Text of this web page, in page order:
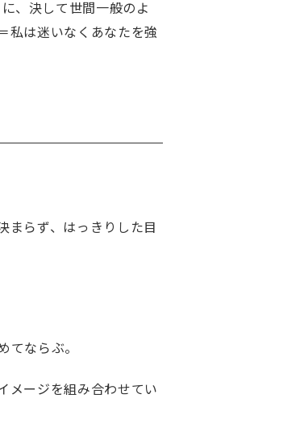
、決して世間一般のよ
私は迷いなくあなたを強
まらず、はっきりした目
てならぶ。
メージを組み合わせてい